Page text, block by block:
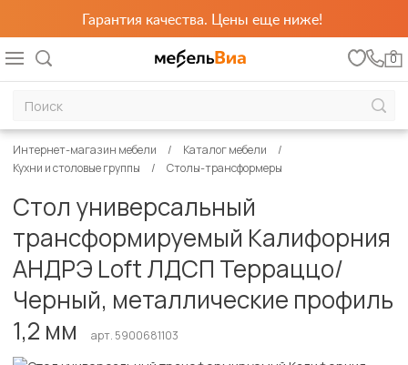
Гарантия качества. Цены еще ниже!
0
Интернет-магазин мебели
Каталог мебели
Кухни и столовые группы
Столы-трансформеры
Стол универсальный
трансформируемый Калифорния
АНДРЭ Loft ЛДСП Терраццо/
Черный, металлические профиль
1,2 мм
арт. 5900681103